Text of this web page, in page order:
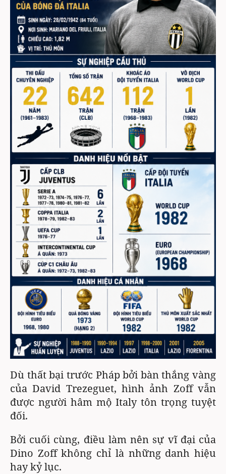
Dù thất bại trước Pháp bởi bàn thắng vàng
của David Trezeguet, hình ảnh Zoff vẫn
được người hâm mộ Italy tôn trọng tuyệt
đối.
Bởi cuối cùng, điều làm nên sự vĩ đại của
Dino Zoff không chỉ là những danh hiệu
hay kỷ lục.